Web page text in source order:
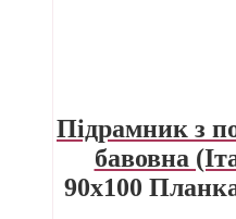
Підрамник з
бавовна
90х100